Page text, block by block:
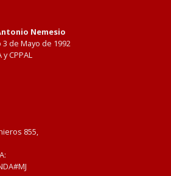
Nemesio
de Mayo de 1992
CPPAL
855,